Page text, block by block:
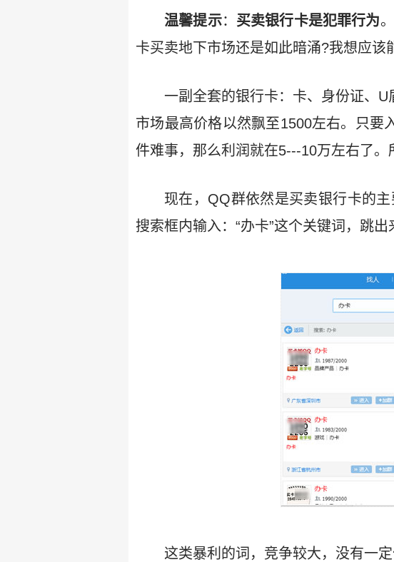
温馨提示： 买卖银行卡是犯罪行为
卡买卖地下市场还是如此暗涌?我想应该
一副全套的银行卡：卡、身份证、
市场最高价格以然飘至1500左右。只要
件难事，那么利润就在5---10万左右了。
现在，QQ群依然是买卖银行卡的
搜索框内输入：“办卡”这个关键词，跳出
这类暴利的词，竞争较大，没有一